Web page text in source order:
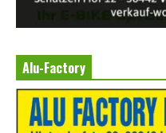
Alu-Factory